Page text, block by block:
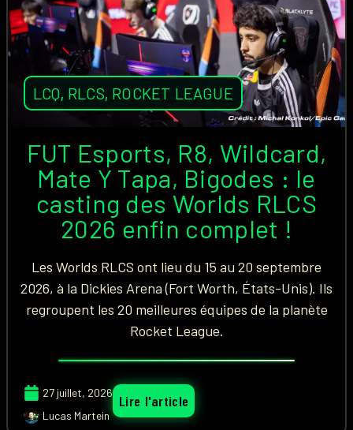
LCQ, RLCS, ROCKET LEAGUE
FUT Esports, R8, Wildcard,
Mate Y Tapa, Bigodes : le
casting des Worlds RLCS
2026 enfin complet !
Les Worlds RLCS ont lieu du 15 au 20 septembre
2026, à la Dickies Arena (Fort Worth, États-Unis). Ils
regroupent les 20 meilleures équipes de la planète
Rocket League.
27 juillet, 2026
Lucas Martein
Lire l'article